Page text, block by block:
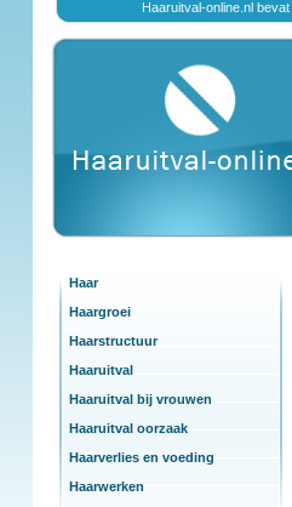
Haaruitval-online.nl bevat
Haar
Haargroei
Haarstructuur
Haaruitval
Haaruitval bij vrouwen
Haaruitval oorzaak
Haarverlies en voeding
Haarwerken